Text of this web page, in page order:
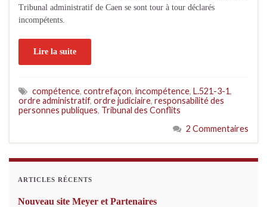
Tribunal administratif de Caen se sont tour à tour déclarés
incompétents.
Lire la suite
compétence, contrefaçon, incompétence, L.521-3-1,
ordre administratif, ordre judiciaire, responsabilité des
personnes publiques, Tribunal des Conflits
2 Commentaires
ARTICLES RÉCENTS
Nouveau site Meyer et Partenaires